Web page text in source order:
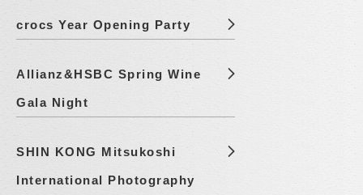
crocs Year Opening Party
Allianz&HSBC Spring Wine
Gala Night
SHIN KONG Mitsukoshi
International Photography